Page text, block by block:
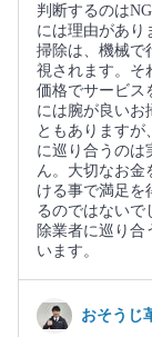
判断するのは
には理由があり
掃除は、機械で
視されます。そ
価格でサービス
には腕が良いお
ともありますが
に巡り合うのは
ん。大切なお金
ける事で満足を
るのではないで
除業者に巡り合
います。
おそうじ